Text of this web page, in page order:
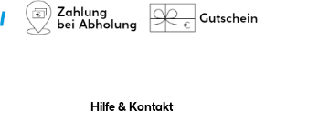
Hilfe & Kontakt